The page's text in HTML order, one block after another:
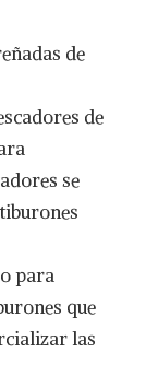
de
de
se
para
que
las